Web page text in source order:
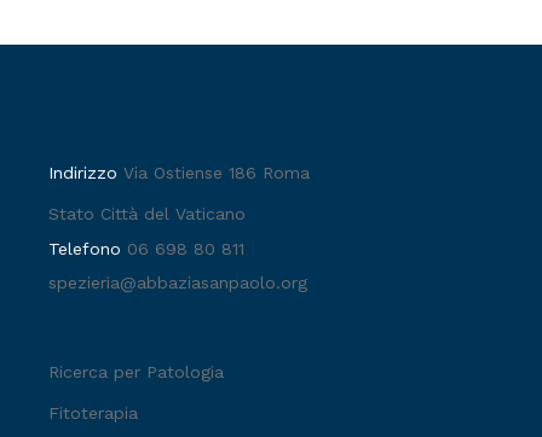
IndirizzoVia Ostiense 186 Roma
Stato Città del Vaticano
Telefono 06 698 80 811
spezieria@abbaziasanpaolo.org
Ricerca per Patologia
Fitoterapia